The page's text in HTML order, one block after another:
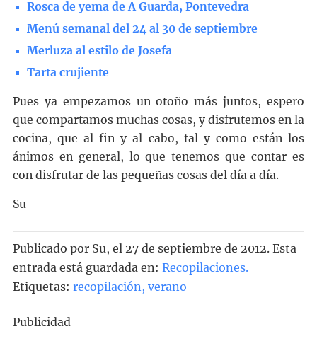
Rosca de yema de A Guarda, Pontevedra
Menú semanal del 24 al 30 de septiembre
Merluza al estilo de Josefa
Tarta crujiente
Pues ya empezamos un otoño más juntos, espero
que compartamos muchas cosas, y disfrutemos en la
cocina, que al fin y al cabo, tal y como están los
ánimos en general, lo que tenemos que contar es
con disfrutar de las pequeñas cosas del día a día.
Su
Publicado por Su, el 27 de septiembre de 2012. Esta
entrada está guardada en: Recopilaciones.
Etiquetas: recopilación, verano
Publicidad